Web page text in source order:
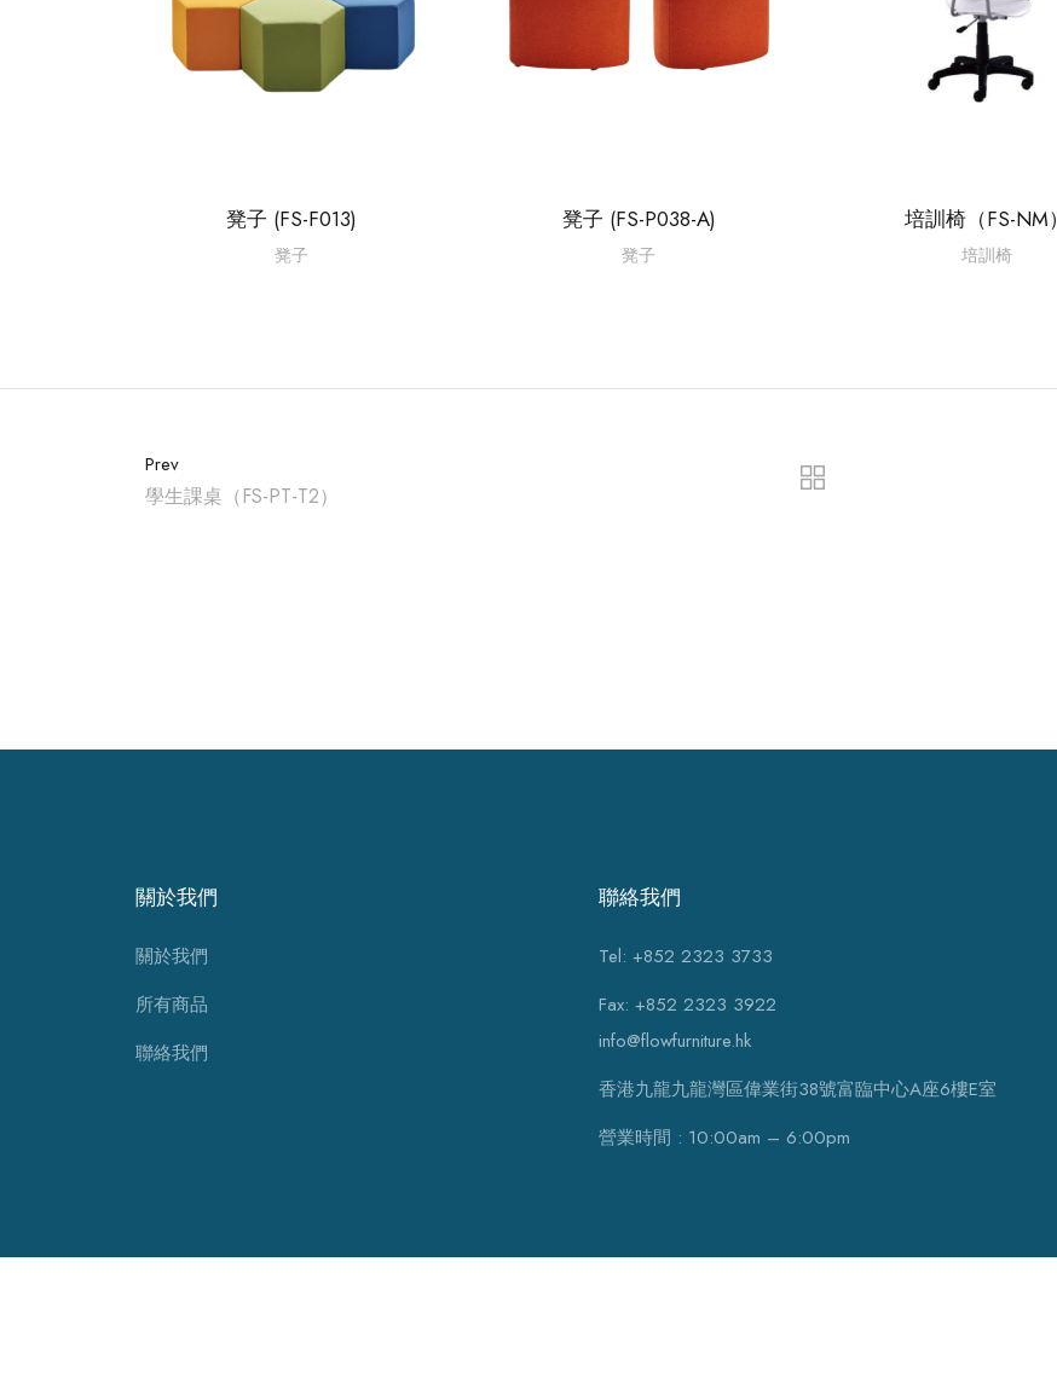
凳子 (FS-F013)
凳子
凳子 (FS-P038-A)
凳子
培訓椅（FS-NM）
培訓椅
Prev
學生課桌（FS-PT-T2）
關於我們
關於我們
所有商品
聯絡我們
聯絡我們
Tel: +852 2323 3733
Fax: +852 2323 3922
info@flowfurniture.hk
香港九龍九龍灣區偉業街38號富臨中心A座6樓E室
營業時間 : 10:00am – 6:00pm